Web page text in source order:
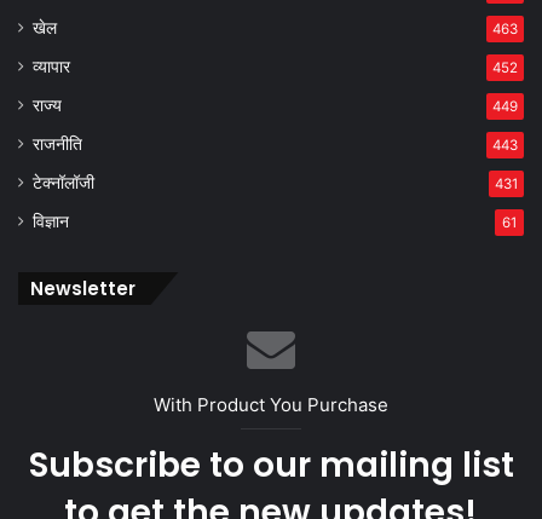
खेल 463
व्यापार 452
राज्य 449
राजनीति 443
टेक्नॉलॉजी 431
विज्ञान 61
Newsletter
With Product You Purchase
Subscribe to our mailing list